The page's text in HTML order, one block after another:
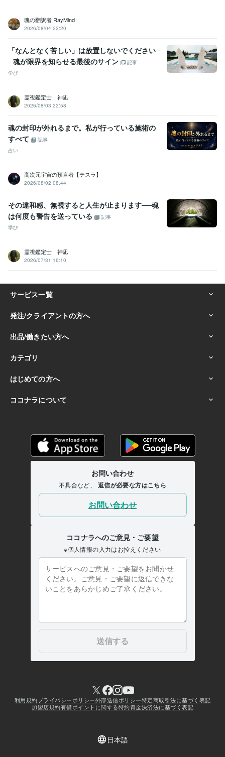
英語 日常会話レベル
魂の翻訳者 RayMind
2026/08/04 22:20
「なんとなく苦しい」は放置しないでください─
─魂が限界を知らせる最後のサイン
記事
学び
霊視鑑定士 神凪
2026/08/03 22:58
魂の封印が外れるまで。私が行っている施術の
すべて
記事
占い
高次元宇宙の預言者【テスラ】
2026/08/02 08:44
その違和感、無視すると人生が止まります──魂
は何度も警告を送っている
記事
学び
霊視鑑定士 神凪
2026/07/31 16:10